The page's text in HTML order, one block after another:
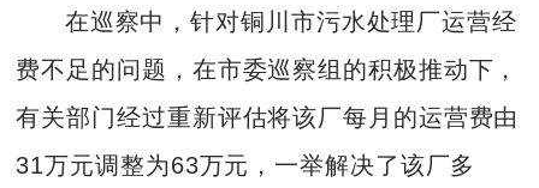
在巡察中，针对铜川市污水处理厂运营经
费不足的问题，在市委巡察组的积极推动下，
有关部门经过重新评估将该厂每月的运营费由
31万元调整为63万元，一举解决了该厂多